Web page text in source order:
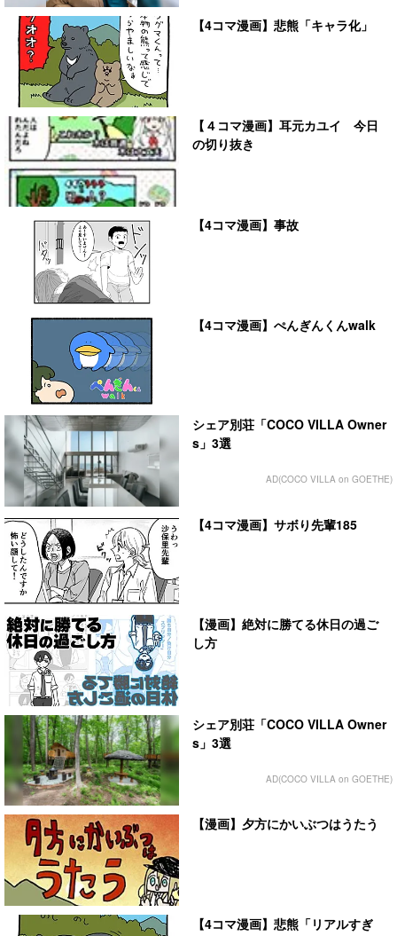
【4コマ漫画】悲熊「キャラ化」
【４コマ漫画】耳元カユイ 今日
の切り抜き
【4コマ漫画】事故
【4コマ漫画】ぺんぎんくんwalk
シェア別荘「COCO VILLA Owner
s」3選
AD(COCO VILLA on GOETHE)
【4コマ漫画】サボり先輩185
【漫画】絶対に勝てる休日の過ご
し方
シェア別荘「COCO VILLA Owner
s」3選
AD(COCO VILLA on GOETHE)
【漫画】夕方にかいぶつはうたう
【4コマ漫画】悲熊「リアルすぎ